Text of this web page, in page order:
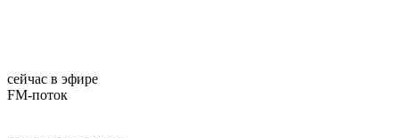
сейчас в эфире
FM-поток